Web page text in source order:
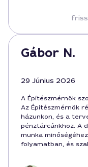
Gábor N.
29 Június 2026
A Építészmérnök
Az Építészmérnök
házunkon, és a
pénztárcánkhoz. A
munka
folyamatban, és